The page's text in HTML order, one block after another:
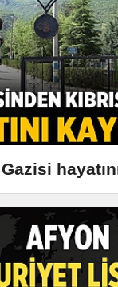
Gazisi